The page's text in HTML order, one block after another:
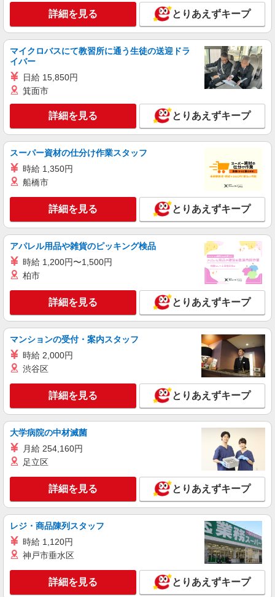
回りなど◎日払いOK
時給1500円〜2125円 ＜日払い有/週払い有/交
通費全支給(ガソリン代含む)＞
田原本町
キープ 詳細を見る
派遣社員
株式会社kotrio /●NR-H-2068550
田原本町のデイサービス♪日勤のみ！残業ゼロ
で趣味も満喫
時給1500円〜2125円 ＜日払い有/週払い有/交
キープ 詳細を見る
派遣社員
株式会社kotrio /●NR-H-2051080
タイパ最強！希望の働き方が叶う有料住宅のス
時給1500円〜2125円 ＜日払い有/週払い有/交
通費全支給(ガソリン代含む)＞
田原本町｜田原本駅すぐ
キープ 詳細を見る
派遣社員
株式会社kotrio /●NR-H-2068682
＼収入アップを全面サポート／小規模デイ
STAFF｜資格支援制度あり
時給1500円〜2125円 ＜日払い有/週払い有/交
通費全支給(ガソリン代含む)＞
詳細を見る
派遣社員
株式会社kotrio /●NR-H-2021720
田原本町*デイでの生活補助☆新たなスキルを
時給1500円〜2150円 ＜日払い有/週払い有/交
通費全支給(ガソリン代含む)＞
田原本町｜田原本駅すぐ
詳細を見る とりあえずキープ
マイクロバスにて教習所に通う生徒の送迎ドラ
イバー
日給 15,850円
箕面市
詳細を見る とりあえずキープ
スーパー資材の仕分け作業スタッフ
時給 1,350円
船橋市
詳細を見る とりあえずキープ
アパレル用品や雑貨のピッキング検品
時給 1,200円〜1,500円
柏市
詳細を見る とりあえずキープ
マンションの受付・案内スタッフ
時給 2,000円
渋谷区
詳細を見る とりあえずキープ
大学病院の中材滅菌
月給 254,160円
足立区
詳細を見る とりあえずキープ
レジ・商品陳列スタッフ
時給 1,120円
神戸市垂水区
詳細を見る とりあえずキープ